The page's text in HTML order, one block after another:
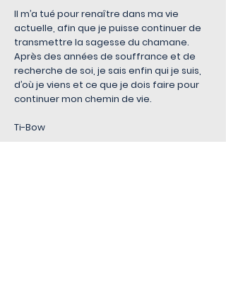
Il m’a tué pour renaître dans ma vie
actuelle, afin que je puisse continuer de
transmettre la sagesse du chamane.
Après des années de souffrance et de
recherche de soi, je sais enfin qui je suis,
d’où je viens et ce que je dois faire pour
continuer mon chemin de vie.
Ti-Bow